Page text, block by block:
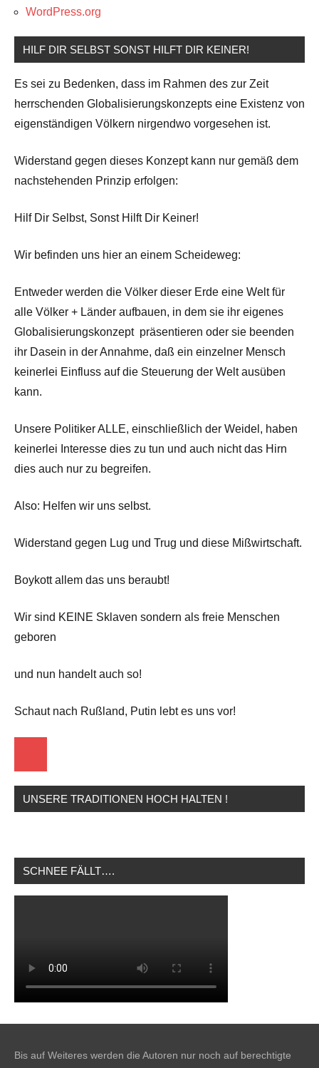
WordPress.org
HILF DIR SELBST SONST HILFT DIR KEINER!
Es sei zu Bedenken, dass im Rahmen des zur Zeit
herrschenden Globalisierungskonzepts eine Existenz von
eigenständigen Völkern nirgendwo vorgesehen ist.
Widerstand gegen dieses Konzept kann nur gemäß dem
nachstehenden Prinzip erfolgen:
Hilf Dir Selbst, Sonst Hilft Dir Keiner!
Wir befinden uns hier an einem Scheideweg:
Entweder werden die Völker dieser Erde eine Welt für
alle Völker + Länder aufbauen, in dem sie ihr eigenes
Globalisierungskonzept präsentieren oder sie beenden
ihr Dasein in der Annahme, daß ein einzelner Mensch
keinerlei Einfluss auf die Steuerung der Welt ausüben
kann.
Unsere Politiker ALLE, einschließlich der Weidel, haben
keinerlei Interesse dies zu tun und auch nicht das Hirn
dies auch nur zu begreifen.
Also: Helfen wir uns selbst.
Widerstand gegen Lug und Trug und diese Mißwirtschaft.
Boykott allem das uns beraubt!
Wir sind KEINE Sklaven sondern als freie Menschen
geboren
und nun handelt auch so!
Schaut nach Rußland, Putin lebt es uns vor!
UNSERE TRADITIONEN HOCH HALTEN !
SCHNEE FÄLLT….
Bis auf Weiteres werden die Autoren nur noch auf berechtigte